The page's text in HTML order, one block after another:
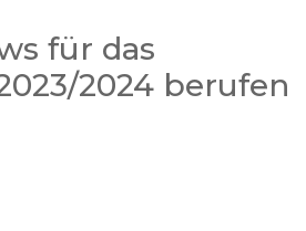
für das
2024 berufen